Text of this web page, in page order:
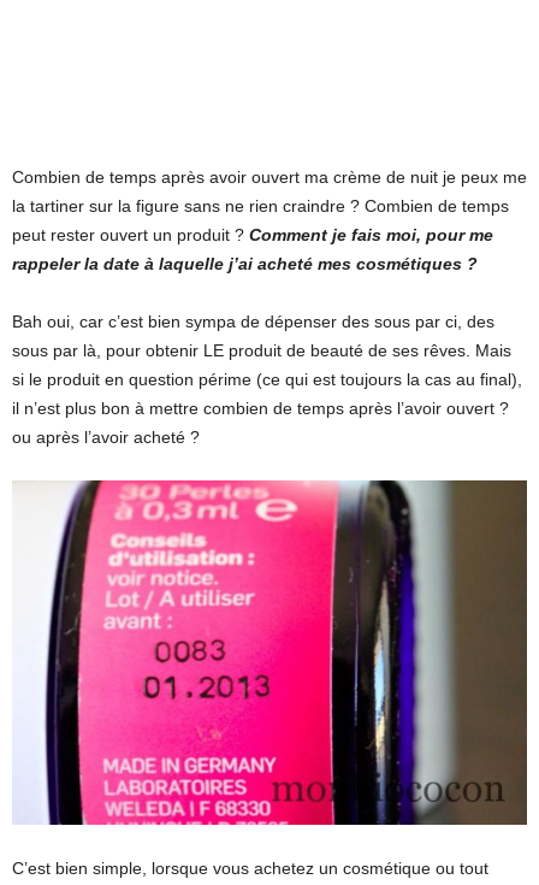
Combien de temps après avoir ouvert ma crème de nuit je peux me
la tartiner sur la figure sans ne rien craindre ? Combien de temps
peut rester ouvert un produit ? Comment je fais moi, pour me
rappeler la date à laquelle j’ai acheté mes cosmétiques ?
Bah oui, car c’est bien sympa de dépenser des sous par ci, des
sous par là, pour obtenir LE produit de beauté de ses rêves. Mais
si le produit en question périme (ce qui est toujours la cas au final),
il n’est plus bon à mettre combien de temps après l’avoir ouvert ?
ou après l’avoir acheté ?
C’est bien simple, lorsque vous achetez un cosmétique ou tout